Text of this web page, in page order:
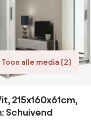
Toon alle media (2)
215x160x61cm,
Schuivend